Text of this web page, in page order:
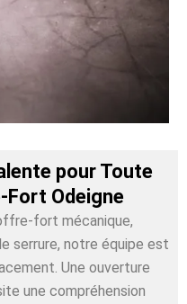
pour Toute
Odeigne
fort mécanique,
serrure, notre équipe est
Une ouverture
une compréhension